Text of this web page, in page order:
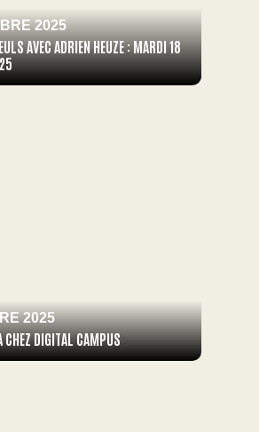
2025
AVEC ADRIEN HEUZE : MARDI 18
2025
CHEZ DIGITAL CAMPUS